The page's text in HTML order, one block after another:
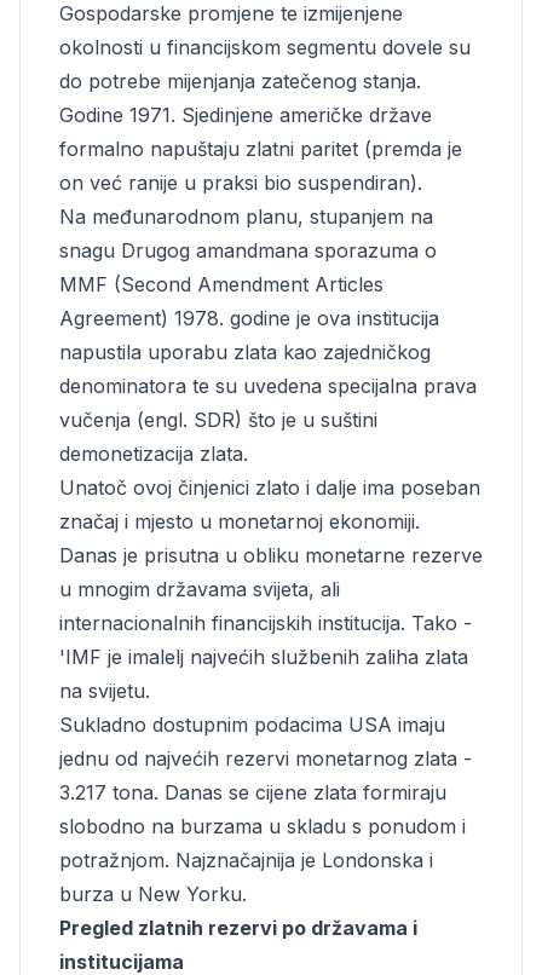
Gospodarske promjene te izmijenjene
okolnosti u financijskom segmentu dovele su
do potrebe mijenjanja zatečenog stanja.
Godine 1971. Sjedinjene američke države
formalno napuštaju zlatni paritet (premda je
on već ranije u praksi bio suspendiran).
Na međunarodnom planu, stupanjem na
snagu Drugog amandmana sporazuma o
MMF (Second Amendment Articles
Agreement) 1978. godine je ova institucija
napustila uporabu zlata kao zajedničkog
denominatora te su uvedena specijalna prava
vučenja (engl. SDR) što je u suštini
demonetizacija zlata.
Unatoč ovoj činjenici zlato i dalje ima poseban
značaj i mjesto u monetarnoj ekonomiji.
Danas je prisutna u obliku monetarne rezerve
u mnogim državama svijeta, ali
internacionalnih financijskih institucija. Tako -
'IMF je imalelj najvećih službenih zaliha zlata
na svijetu.
Sukladno dostupnim podacima USA imaju
jednu od najvećih rezervi monetarnog zlata -
3.217 tona. Danas se cijene zlata formiraju
slobodno na burzama u skladu s ponudom i
potražnjom. Najznačajnija je Londonska i
burza u New Yorku.
Pregled zlatnih rezervi po državama i
institucijama